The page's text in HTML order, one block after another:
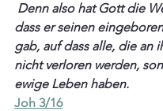
dass er seinen
gab, auf dass alle, die an
nicht verloren werden,
ewige Leben haben.
Joh 3/16